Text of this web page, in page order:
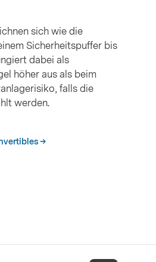
sich wie die
Sicherheitspuffer bis
dabei als
höher aus als beim
falls die
werden.